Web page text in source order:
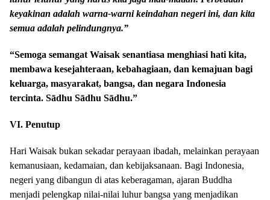
keyakinan adalah warna-warni keindahan negeri ini, dan kita
semua adalah pelindungnya.”
“Semoga semangat Waisak senantiasa menghiasi hati kita,
membawa kesejahteraan, kebahagiaan, dan kemajuan bagi
keluarga, masyarakat, bangsa, dan negara Indonesia
tercinta. Sādhu Sādhu Sādhu.”
VI. Penutup
Hari Waisak bukan sekadar perayaan ibadah, melainkan perayaan
kemanusiaan, kedamaian, dan kebijaksanaan. Bagi Indonesia,
negeri yang dibangun di atas keberagaman, ajaran Buddha
menjadi pelengkap nilai-nilai luhur bangsa yang menjadikan